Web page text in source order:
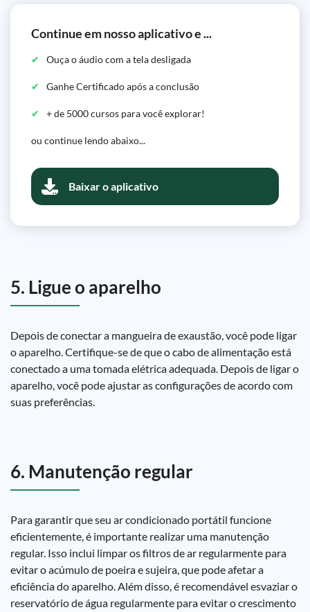
Continue em nosso aplicativo e ...
Ouça o áudio com a tela desligada
Ganhe Certificado após a conclusão
+ de 5000 cursos para você explorar!
ou continue lendo abaixo...
Baixar o aplicativo
5. Ligue o aparelho
Depois de conectar a mangueira de exaustão, você pode ligar
o aparelho. Certifique-se de que o cabo de alimentação está
conectado a uma tomada elétrica adequada. Depois de ligar o
aparelho, você pode ajustar as configurações de acordo com
suas preferências.
6. Manutenção regular
Para garantir que seu ar condicionado portátil funcione
eficientemente, é importante realizar uma manutenção
regular. Isso inclui limpar os filtros de ar regularmente para
evitar o acúmulo de poeira e sujeira, que pode afetar a
eficiência do aparelho. Além disso, é recomendável esvaziar o
reservatório de água regularmente para evitar o crescimento